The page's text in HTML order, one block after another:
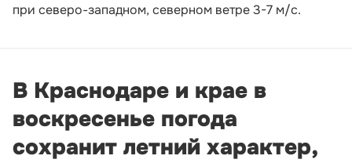
при северо-западном, северном ветре 3-7 м/с.
В Краснодаре и крае в
воскресенье погода
сохранит летний характер,